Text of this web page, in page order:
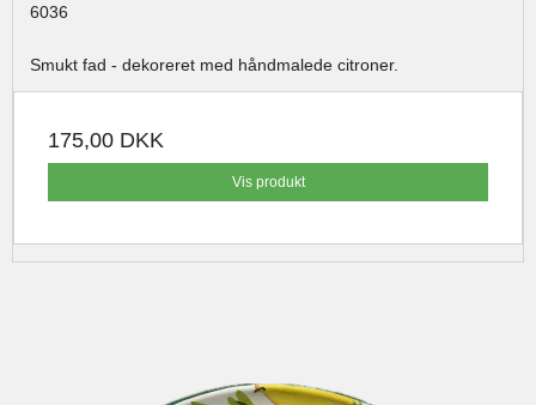
6036
Smukt fad - dekoreret med håndmalede citroner.
175,00 DKK
Vis produkt